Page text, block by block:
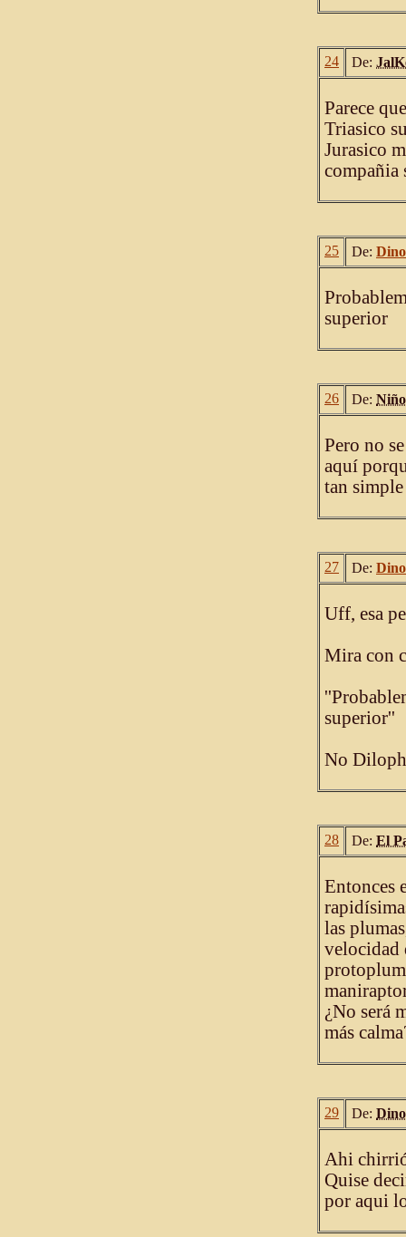
24 De:
Parece
Triasico
Jurasico
compañia
25 De:
superior
26 De:
Pero no
aquí
tan
27 De:
Uff, esa
Mira con
superior''
No
28 De: El
Entonces
las
velocidad
¿No será
más
29 De:
Ahi
Quise
por aqui